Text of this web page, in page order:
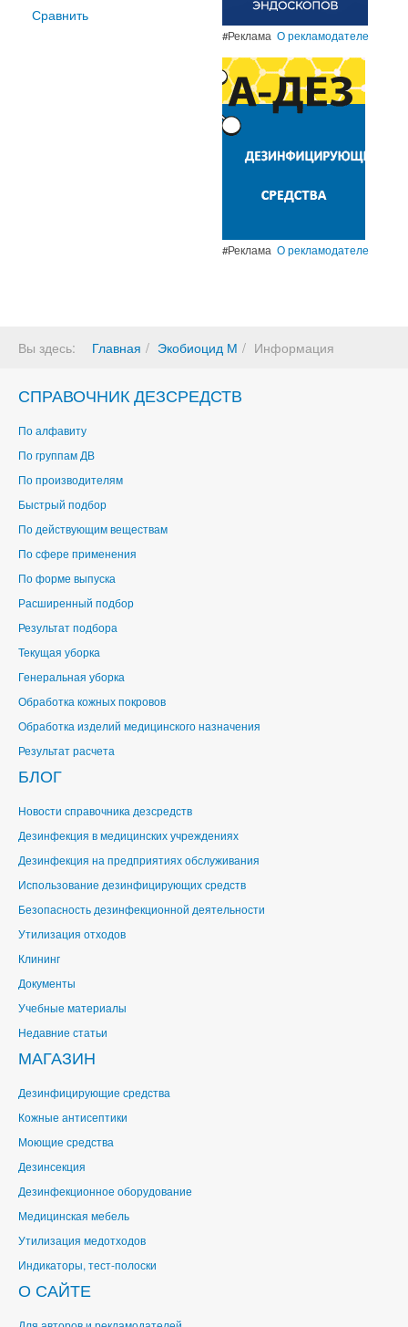
Сравнить
#Реклама О рекламодателе
#Реклама О рекламодателе
Вы здесь: Главная Экобиоцид М Информация
СПРАВОЧНИК ДЕЗСРЕДСТВ
По алфавиту
По группам ДВ
По производителям
Быстрый подбор
По действующим веществам
По сфере применения
По форме выпуска
Расширенный подбор
Результат подбора
Текущая уборка
Генеральная уборка
Обработка кожных покровов
Обработка изделий медицинского назначения
Результат расчета
БЛОГ
Новости справочника дезсредств
Дезинфекция в медицинских учреждениях
Дезинфекция на предприятиях обслуживания
Использование дезинфицирующих средств
Безопасность дезинфекционной деятельности
Утилизация отходов
Клининг
Документы
Учебные материалы
Недавние статьи
МАГАЗИН
Дезинфицирующие средства
Кожные антисептики
Моющие средства
Дезинсекция
Дезинфекционное оборудование
Медицинская мебель
Утилизация медотходов
Индикаторы, тест-полоски
О САЙТЕ